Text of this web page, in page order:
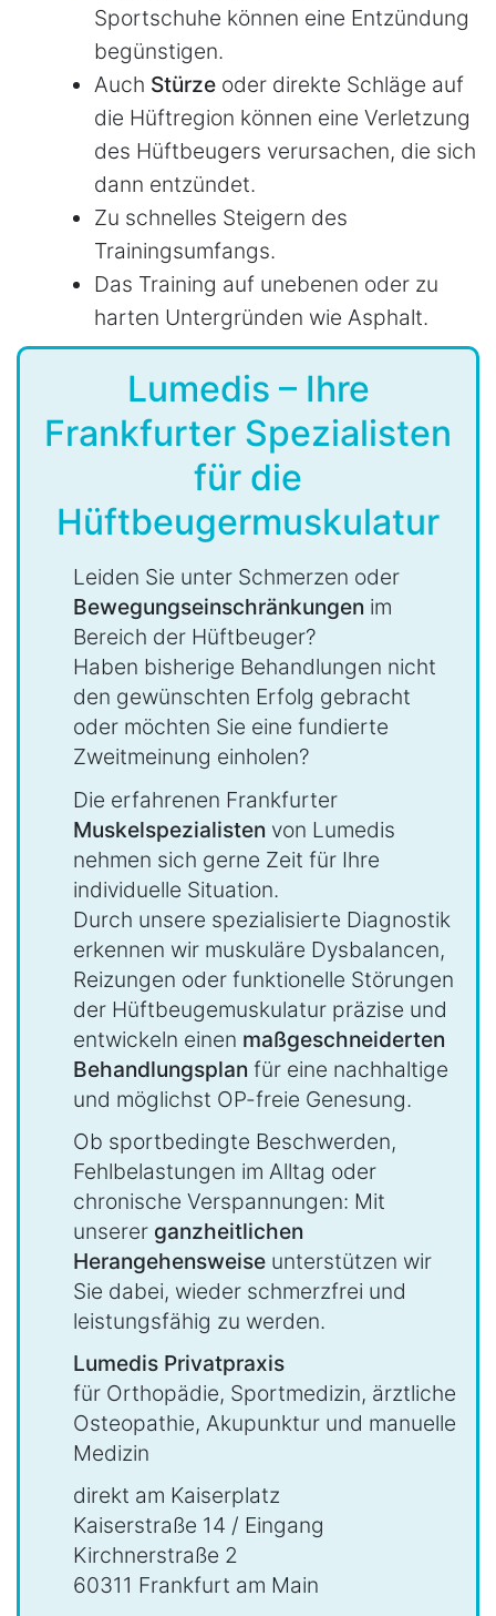
Sportschuhe können eine Entzündung
begünstigen.
Auch Stürze oder direkte Schläge auf
die Hüftregion können eine Verletzung
des Hüftbeugers verursachen, die sich
dann entzündet.
Zu schnelles Steigern des
Trainingsumfangs.
Das Training auf unebenen oder zu
harten Untergründen wie Asphalt.
Lumedis – Ihre
Frankfurter Spezialisten
für die
Hüftbeugermuskulatur
Leiden Sie unter Schmerzen oder
Bewegungseinschränkungen im
Bereich der Hüftbeuger?
Haben bisherige Behandlungen nicht
den gewünschten Erfolg gebracht
oder möchten Sie eine fundierte
Zweitmeinung einholen?
Die erfahrenen Frankfurter
Muskelspezialisten von Lumedis
nehmen sich gerne Zeit für Ihre
individuelle Situation.
Durch unsere spezialisierte Diagnostik
erkennen wir muskuläre Dysbalancen,
Reizungen oder funktionelle Störungen
der Hüftbeugemuskulatur präzise und
entwickeln einen maßgeschneiderten
Behandlungsplan für eine nachhaltige
und möglichst OP-freie Genesung.
Ob sportbedingte Beschwerden,
Fehlbelastungen im Alltag oder
chronische Verspannungen: Mit
unserer ganzheitlichen
Herangehensweise unterstützen wir
Sie dabei, wieder schmerzfrei und
leistungsfähig zu werden.
Lumedis Privatpraxis
für Orthopädie, Sportmedizin, ärztliche
Osteopathie, Akupunktur und manuelle
Medizin
direkt am Kaiserplatz
Kaiserstraße 14 / Eingang
Kirchnerstraße 2
60311 Frankfurt am Main